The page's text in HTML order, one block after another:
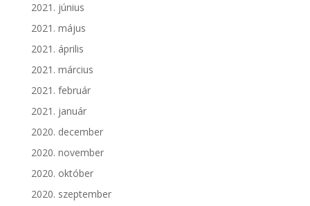
2021. június
2021. május
2021. április
2021. március
2021. február
2021. január
2020. december
2020. november
2020. október
2020. szeptember